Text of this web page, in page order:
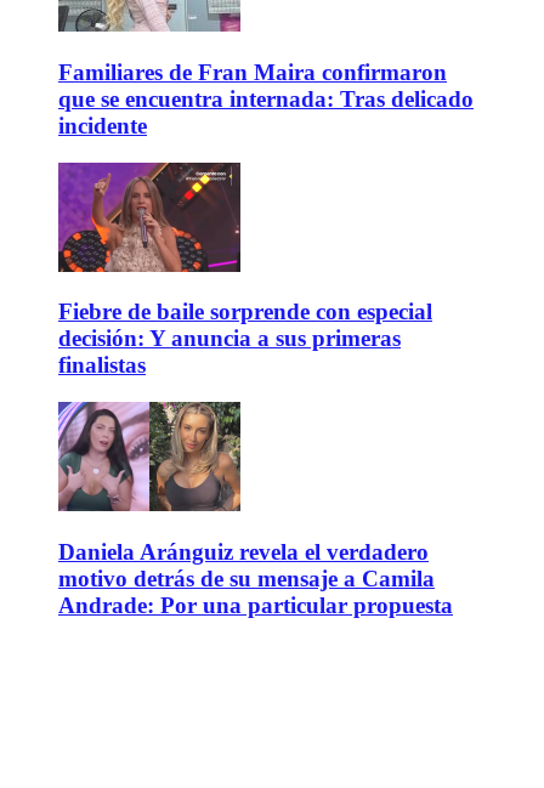
Familiares de Fran Maira confirmaron
que se encuentra internada: Tras delicado
incidente
Fiebre de baile sorprende con especial
decisión: Y anuncia a sus primeras
finalistas
Daniela Aránguiz revela el verdadero
motivo detrás de su mensaje a Camila
Andrade: Por una particular propuesta